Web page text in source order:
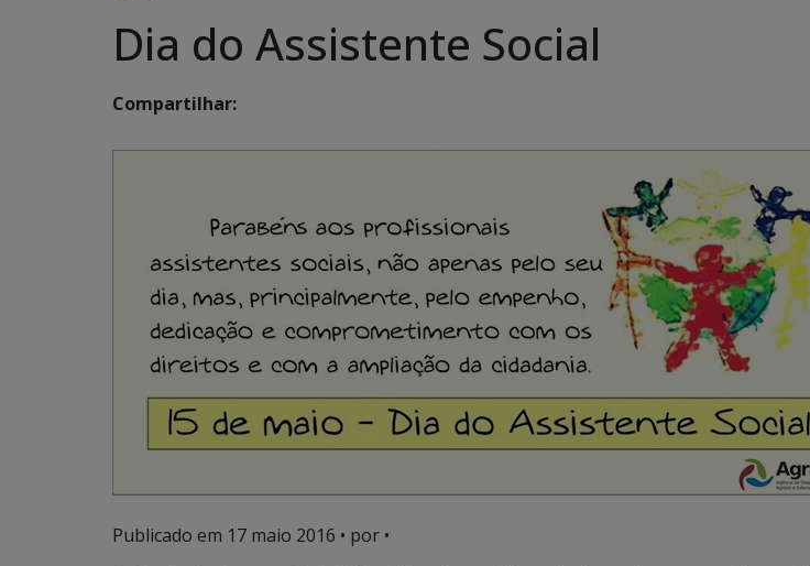
Dia do Assistente Social
Compartilhar:
Publicado em 17 maio 2016 • por •